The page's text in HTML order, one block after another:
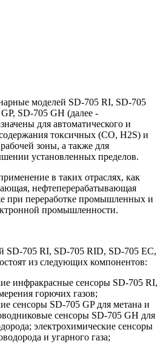
моделей SD-705 RI, SD-705
SD-705 GH (далее -
для автоматического и
токсичных (СО, H2S) и
зоны, а также для
установленных пределов.
в таких отраслях, как
нефтеперерабатывающая
при переработке промышленных и
промышленности.
SD-705 RI, SD-705 RID, SD-705 EC,
из следующих компонентов:
инфракрасные сенсоры SD-705 RI,
горючих газов;
сенсоры SD-705 GP для метана и
сенсоры SD-705 GH для
электрохимические сенсоры
и угарного газа;